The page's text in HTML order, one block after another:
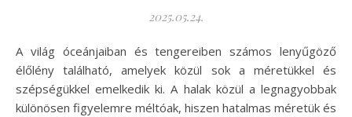
2025.05.24.
A világ óceánjaiban és tengereiben számos lenyűgöző
élőlény található, amelyek közül sok a méretükkel és
szépségükkel emelkedik ki. A halak közül a legnagyobbak
különösen figyelemre méltóak, hiszen hatalmas méretük és